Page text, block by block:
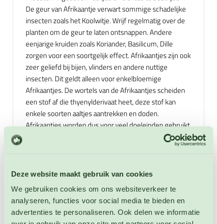
Deze website maakt gebruik van cookies
We gebruiken cookies om ons websiteverkeer te
analyseren, functies voor social media te bieden en
advertenties te personaliseren. Ook delen we informatie
De geur van Afrikaantje verwart sommige schadelijke
insecten zoals het Koolwitje. Wrijf regelmatig over de
planten om de geur te laten ontsnappen. Andere
eenjarige kruiden zoals Koriander, Basilicum, Dille
zorgen voor een soortgelijk effect. Afrikaantjes zijn ook
zeer geliefd bij bijen, vlinders en andere nuttige
insecten. Dit geldt alleen voor enkelbloemige
Afrikaantjes. De wortels van de Afrikaantjes scheiden
een stof af die thyenylderivaat heet, deze stof kan
enkele soorten aaltjes aantrekken en doden.
Afrikaantjes worden dus voor veel doeleinden gebruikt
zowel buiten in de tuin, moestuin als in huis in de
Afrikaantjes zijn in ons klimaat (Nederland en België)
uit Midden- en Zuid-Amerika uit de landen: Antigua en
Barbuda, Argentinië, Bahama's, Barbados, Belize,
Brazilië, Bolivia, Chili, Colombia, Costa Rica, Cuba,